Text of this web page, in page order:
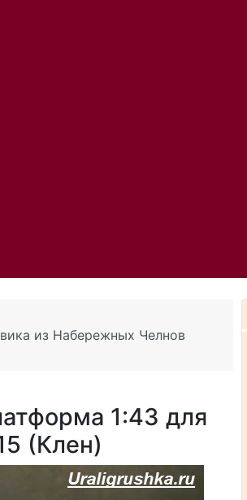
из Набережных Челнов
1:43 для
(Клен)